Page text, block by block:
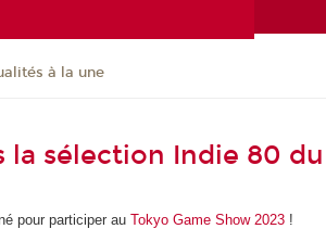
à la une
la sélection Indie 80
pour participer auTokyo Game Show 2023 !